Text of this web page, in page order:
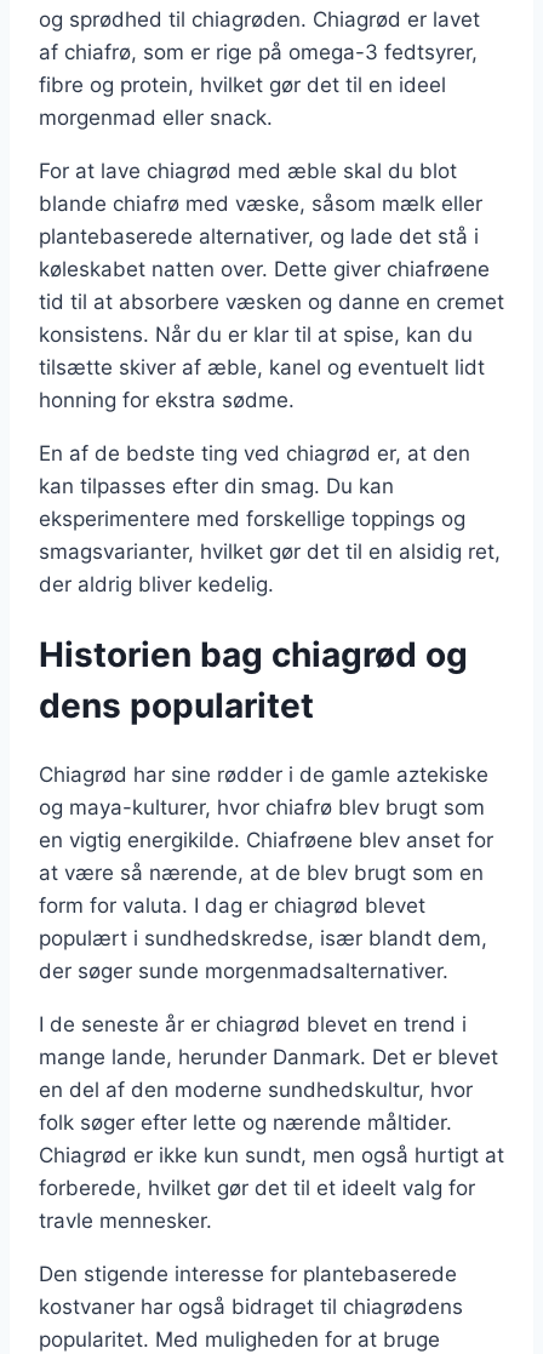
og sprødhed til chiagrøden. Chiagrød er lavet
af chiafrø, som er rige på omega-3 fedtsyrer,
fibre og protein, hvilket gør det til en ideel
morgenmad eller snack.
For at lave chiagrød med æble skal du blot
blande chiafrø med væske, såsom mælk eller
plantebaserede alternativer, og lade det stå i
køleskabet natten over. Dette giver chiafrøene
tid til at absorbere væsken og danne en cremet
konsistens. Når du er klar til at spise, kan du
tilsætte skiver af æble, kanel og eventuelt lidt
honning for ekstra sødme.
En af de bedste ting ved chiagrød er, at den
kan tilpasses efter din smag. Du kan
eksperimentere med forskellige toppings og
smagsvarianter, hvilket gør det til en alsidig ret,
der aldrig bliver kedelig.
Historien bag chiagrød og
dens popularitet
Chiagrød har sine rødder i de gamle aztekiske
og maya-kulturer, hvor chiafrø blev brugt som
en vigtig energikilde. Chiafrøene blev anset for
at være så nærende, at de blev brugt som en
form for valuta. I dag er chiagrød blevet
populært i sundhedskredse, især blandt dem,
der søger sunde morgenmadsalternativer.
I de seneste år er chiagrød blevet en trend i
mange lande, herunder Danmark. Det er blevet
en del af den moderne sundhedskultur, hvor
folk søger efter lette og nærende måltider.
Chiagrød er ikke kun sundt, men også hurtigt at
forberede, hvilket gør det til et ideelt valg for
travle mennesker.
Den stigende interesse for plantebaserede
kostvaner har også bidraget til chiagrødens
popularitet. Med muligheden for at bruge